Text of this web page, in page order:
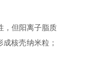
，但阳离子脂质
核壳纳米粒；